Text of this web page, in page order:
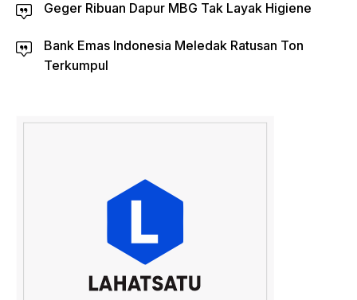
Geger Ribuan Dapur MBG Tak Layak Higiene
Bank Emas Indonesia Meledak Ratusan Ton
Terkumpul